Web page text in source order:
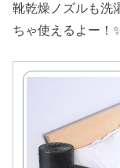
靴乾燥ノズルも洗
ちゃ使えるよー！